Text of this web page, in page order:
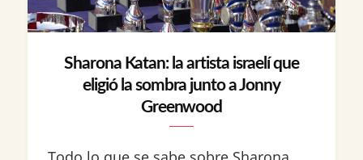
Sharona Katan: la artista israelí que
eligió la sombra junto a Jonny
Greenwood